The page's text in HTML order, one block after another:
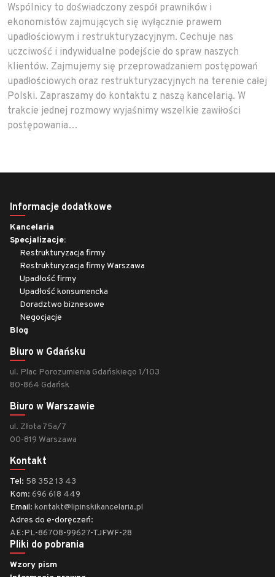
Wspólnicy to doświadczony zespół prawników i
ekonomistów zajmujących się wyłącznie prawem
upadłościowym i restrukturyzacyjnym. Cechuje nas
uczciwość i indywidualne podejście do spraw naszych
klientów. Zajmujemy się przeprowadzaniem postępowań
upadłościowych oraz restrukturyzacyjnych na terenie całej
Polski. Zapraszamy do kontaktu z naszą kancelarią. W
trakcie jednej rozmowy wyjaśnimy wszelkie zawiłości
postępowania…
Informacje dodatkowe
Kancelaria
Specjalizacje:
Restrukturyzacja firmy
Restrukturyzacja firmy Warszawa
Upadłość firmy
Upadłość konsumencka
Doradztwo biznesowe
Negocjacje
Blog
Biuro w Gdańsku
ul. Plac Porozumienia Gdańskiego 1/103
80-864 Gdańsk
Biuro w Warszawie
ul. Złota 75a/7
00-819 Warszawa
Kontakt
Tel: 58 352 13 43
Kom: 696 618 449
Email: kontakt@lipinskikancelaria.pl
Adres do e-doręczeń:
AE:PL-86708-99627-TJFWF-28
Pliki do pobrania
Wzory pism